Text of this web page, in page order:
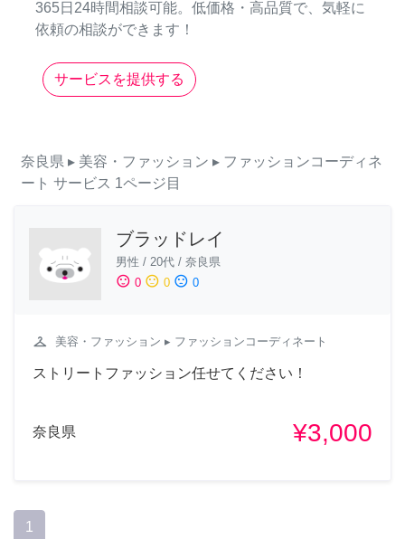
365日24時間相談可能。低価格・高品質で、気軽に
依頼の相談ができます！
サービスを提供する
奈良県 ▸ 美容・ファッション ▸ ファッションコーディネ
ート サービス 1ページ目
ブラッドレイ
男性 / 20代 / 奈良県
sentiment_satisfied 0 sentiment_neutral 0 sentiment_dissatisfied 0
checkroom 美容・ファッション ▸ ファッションコーディネート
ストリートファッション任せてください！
奈良県 ¥3,000
1